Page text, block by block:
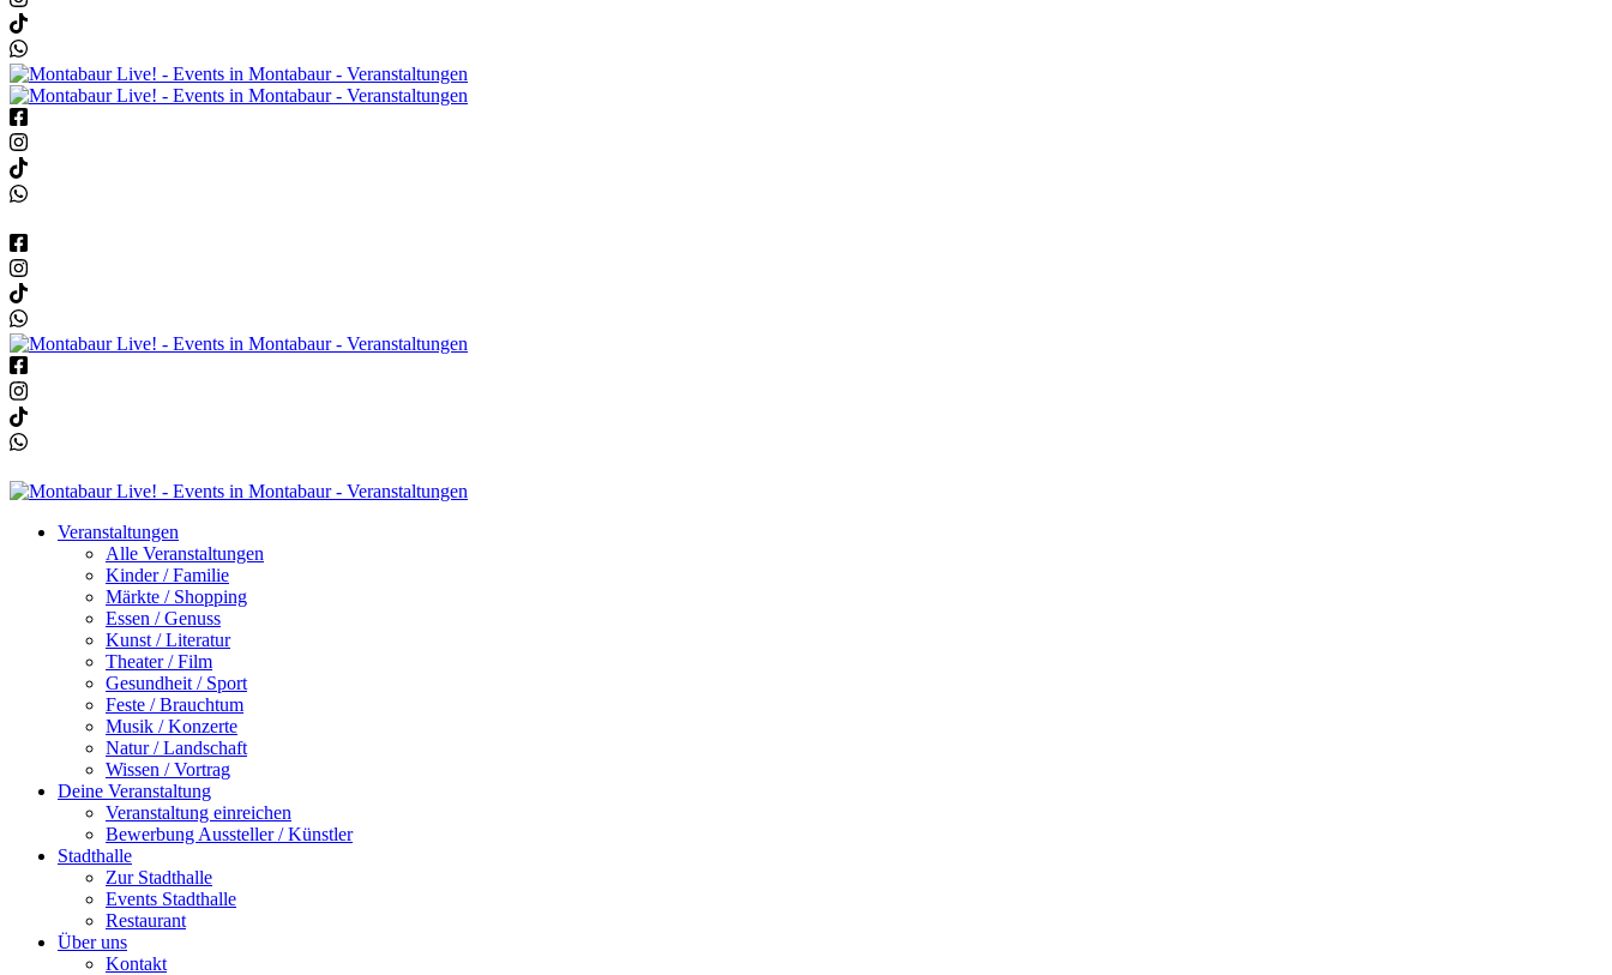
Veranstaltungen
Alle Veranstaltungen
Kinder / Familie
Märkte / Shopping
Essen / Genuss
Kunst / Literatur
Theater / Film
Gesundheit / Sport
Feste / Brauchtum
Musik / Konzerte
Natur / Landschaft
Wissen / Vortrag
Deine Veranstaltung
Veranstaltung einreichen
Bewerbung Aussteller / Künstler
Stadthalle
Zur Stadthalle
Events Stadthalle
Restaurant
Über uns
Kontakt